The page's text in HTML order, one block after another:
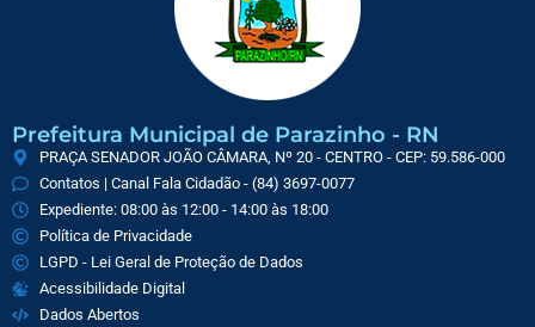
Prefeitura Municipal de Parazinho - RN
PRAÇA SENADOR JOÃO CÂMARA, Nº 20 - CENTRO - CEP: 59.586-000
Contatos | Canal Fala Cidadão - (84) 3697-0077
Expediente: 08:00 às 12:00 - 14:00 às 18:00
Política de Privacidade
LGPD - Lei Geral de Proteção de Dados
Acessibilidade Digital
Dados Abertos